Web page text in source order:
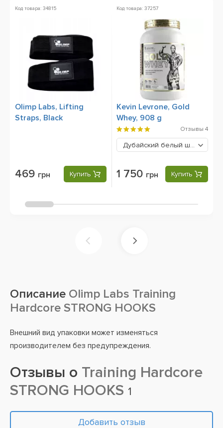
Код товара: 34815
Olimp Labs, Lifting
Straps, Black
469 грн Купить
Код товара: 37257
Kevin Levrone, Gold
Whey, 908 g
Отзывы 4
Дубайский белый шоколад
1 750 грн Купить
Описание Olimp Labs Training
Hardcore STRONG HOOKS
Внешний вид упаковки может изменяться
производителем без предупреждения.
Отзывы о Training Hardcore
STRONG HOOKS 1
Добавить отзыв